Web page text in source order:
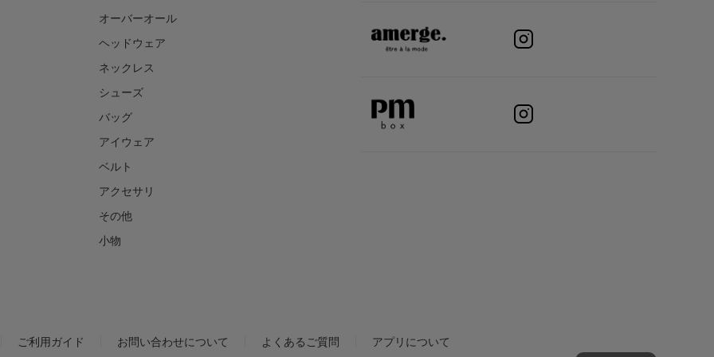
オーバーオール
ヘッドウェア
ネックレス
シューズ
バッグ
アイウェア
ベルト
アクセサリ
その他
小物
ご利用ガイド お問い合わせについて よくあるご質問 アプリについて